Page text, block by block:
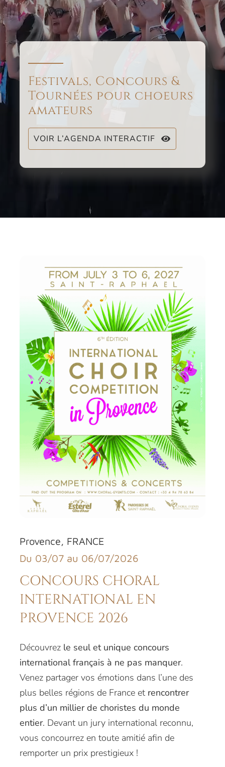
Festivals, Concours &
Tournées pour choeurs
amateurs
VOIR L’AGENDA INTERACTIF
Provence, FRANCE
Du 03/07 au 06/07/2026
CONCOURS CHORAL
INTERNATIONAL EN
PROVENCE 2026
Découvrezle seul et unique concours
international français à ne pas manquer.
Venez partager vos émotions dans l’une des
plus belles régions de France et rencontrer
plus d’un millier de choristes du monde
entier. Devant un jury international reconnu,
vous concourrez en toute amitié afin de
remporter un prix prestigieux !